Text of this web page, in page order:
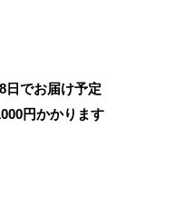
日でお届け予定
円かかります